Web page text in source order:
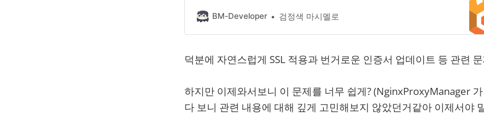
데 영어단어 암기도 고통스러워하는 저한테는 너무나 어려웠죠 게다가
BM-Developer 검정색 마시멜로
덕분에 자연스럽게 SSL 적용과 번거로운 인증서 업데이트 등 관련
하지만 이제와서보니 이 문제를 너무 쉽게? (NginxProxyManager
다 보니 관련 내용에 대해 깊게 고민해보지 않았던거같아 이제서야